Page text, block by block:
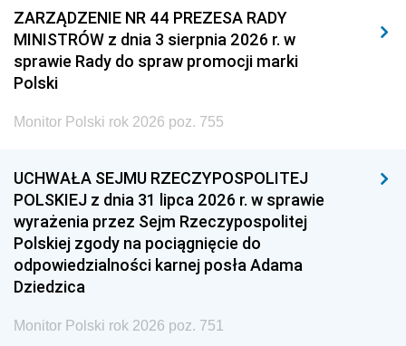
2011 2010 2009
2008 2007 2006
2005
1996 1995 1994
1993 1992 1991
1990 1989
1987 1986 1985
ZARZĄDZENIE NR 44 PREZESA RADY
MINISTRÓW z dnia 3 sierpnia 2026 r. w
sprawie Rady do spraw promocji marki
Polski
Monitor Polski rok 2026 poz. 755
UCHWAŁA SEJMU RZECZYPOSPOLITEJ
POLSKIEJ z dnia 31 lipca 2026 r. w sprawie
wyrażenia przez Sejm Rzeczypospolitej
Polskiej zgody na pociągnięcie do
odpowiedzialności karnej posła Adama
Dziedzica
Monitor Polski rok 2026 poz. 751